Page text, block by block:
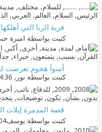
قرية الزنا التي
كتبت بواسطة اميرة
أسوأ هجوم تعرضت له
كتبت بواسطة نور ‏, 20-04-2011 04:36 PM
قصة المدمرة إيلات
كتبت بواسطة يوسف2004